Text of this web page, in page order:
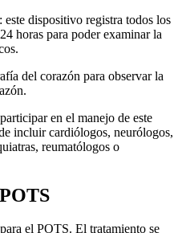
dispositivo registra todos los
horas para poder examinar la
del corazón para observar la
en el manejo de este
incluir cardiólogos, neurólogos,
reumatólogos o
el POTS. El tratamiento se